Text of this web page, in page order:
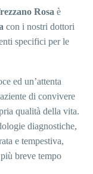
Rosa è
con i nostri dottori
specifici per le
ed un’attenta
di convivere
qualità della vita.
diagnostiche,
e tempestiva,
breve tempo